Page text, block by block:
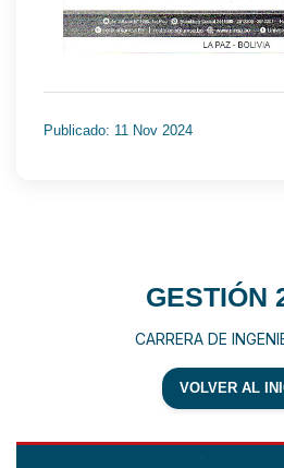
Publicado: 11 Nov 2024
GESTIÓN
CARRERA DE
VOLVER AL